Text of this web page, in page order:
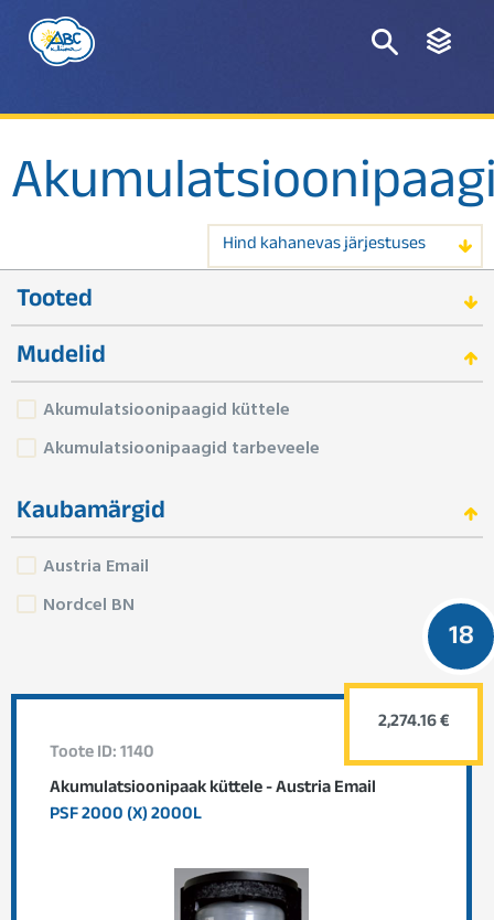
Hind kahanevas järjestuses
Tooted
Mudelid
Akumulatsioonipaagid küttele
Akumulatsioonipaagid tarbeveele
Kaubamärgid
Austria Email
Nordcel BN
18
Toote ID: 1140
Akumulatsioonipaak küttele - Austria Email
PSF 2000 (X) 2000L
2,274.16 €